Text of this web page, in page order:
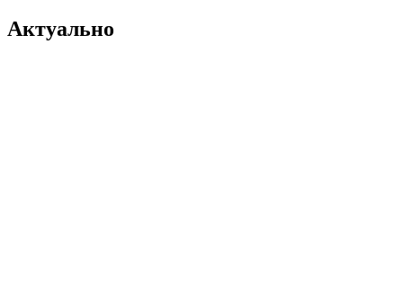
Актуально